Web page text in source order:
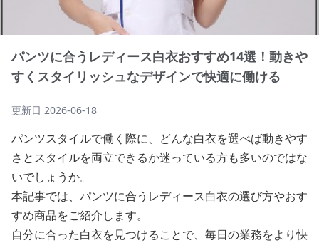
パンツに合うレディース白衣おすすめ14選！動きや
すくスタイリッシュなデザインで快適に働ける
更新日 2026-06-18
パンツスタイルで働く際に、どんな白衣を選べば動きやす
さとスタイルを両立できるか迷っている方も多いのではな
いでしょうか。
本記事では、パンツに合うレディース白衣の選び方やおす
すめ商品をご紹介します。
自分に合った白衣を見つけることで、毎日の業務をより快